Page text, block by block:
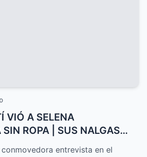
VIÓ A SELENA
ROPA | SUS NALGAS
entrevista en el